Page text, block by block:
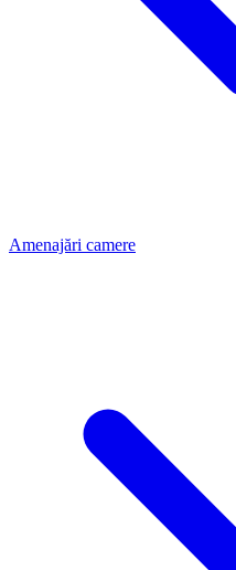
Amenajări camere